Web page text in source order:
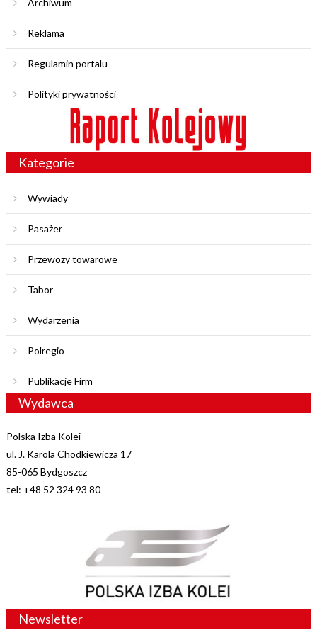
Archiwum
Reklama
Regulamin portalu
Polityki prywatności
Kategorie
Wywiady
Pasażer
Przewozy towarowe
Tabor
Wydarzenia
Polregio
Publikacje Firm
Wydawca
Polska Izba Kolei
ul. J. Karola Chodkiewicza 17
85-065 Bydgoszcz
tel: +48 52 324 93 80
Newsletter